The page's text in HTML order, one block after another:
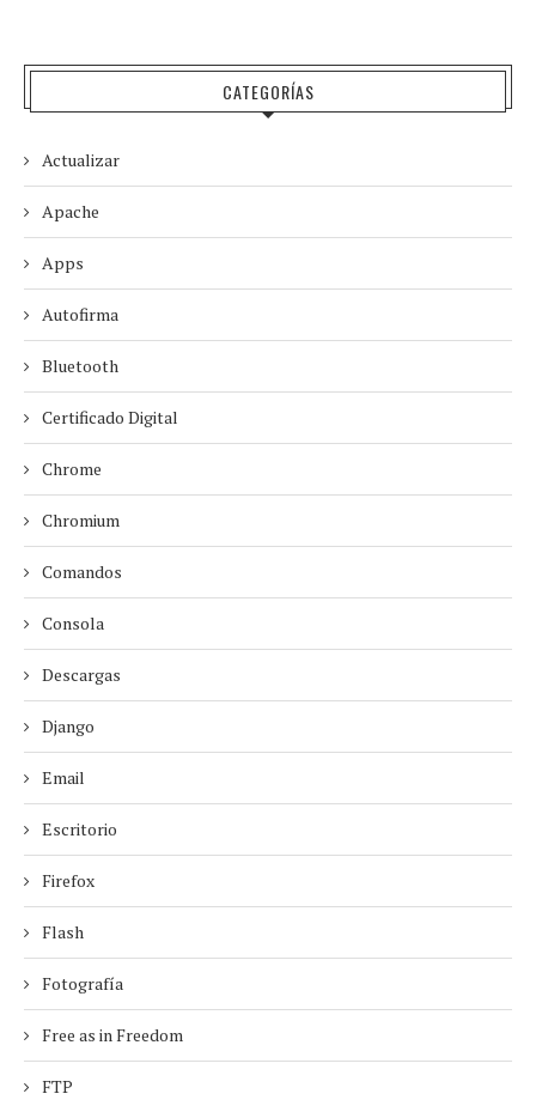
CATEGORÍAS
Actualizar
Apache
Apps
Autofirma
Bluetooth
Certificado Digital
Chrome
Chromium
Comandos
Consola
Descargas
Django
Email
Escritorio
Firefox
Flash
Fotografía
Free as in Freedom
FTP